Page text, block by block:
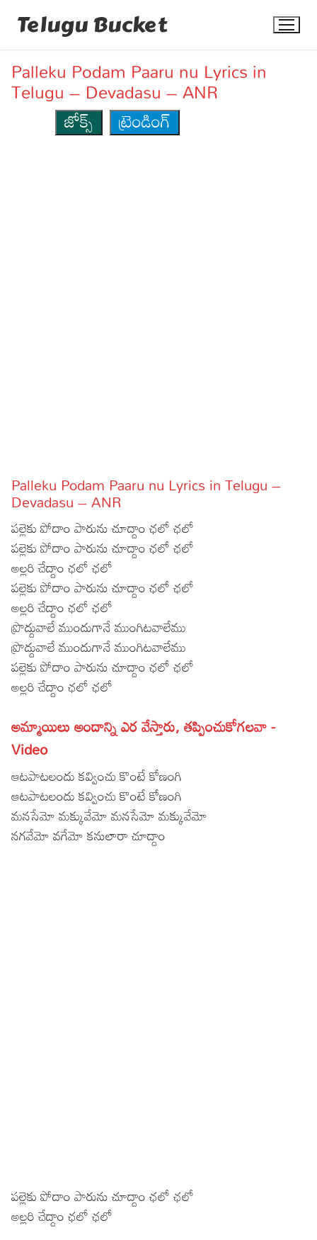
Telugu Bucket
Articles
Facts
Devotional
Christianity
Hinduism
Hindi
Lyrics in Hindi – Devotional Songs
Lyrics in Hindi – Movie Songs
Tamil
Lyrics in Tamil – Devotional Songs
Lyrics in Tamil – Movie Songs
Kannada
Lyrics in Kannada – Movie Songs
Palleku Podam Paaru nu Lyrics in
Telugu – Devadasu – ANR
జోక్స్
ట్రెండింగ్
Palleku Podam Paaru nu Lyrics in Telugu –
Devadasu – ANR
పల్లెకు పోదాం పారును చూద్దాం ఛలో ఛలో
పల్లెకు పోదాం పారును చూద్దాం ఛలో ఛలో
అల్లరి చేద్దాం ఛలో ఛలో
పల్లెకు పోదాం పారును చూద్దాం ఛలో ఛలో
అల్లరి చేద్దాం ఛలో ఛలో
ప్రొద్దువాలే ముందుగానే ముంగిటవాలేము
ప్రొద్దువాలే ముందుగానే ముంగిటవాలేము
పల్లెకు పోదాం పారును చూద్దాం ఛలో ఛలో
అల్లరి చేద్దాం ఛలో ఛలో
అమ్మాయిలు అందాన్ని ఎర వేస్తారు, తప్పించుకోగలవా -
Video
ఆటపాటలందు కవ్వించు కొంటే కోణంగి
ఆటపాటలందు కవ్వించు కొంటే కోణంగి
మనసేమో మక్కువేమో మనసేమో మక్కువేమో
నగవేమో వగేమో కనులారా చూద్దాం
పల్లెకు పోదాం పారును చూద్దాం ఛలో ఛలో
అల్లరి చేద్దాం ఛలో ఛలో